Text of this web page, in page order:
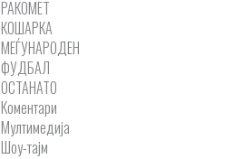
РАКОМЕТ
КОШАРКА
МЕЃУНАРОДЕН
ФУДБАЛ
ОСТАНАТО
Коментари
Мултимедија
Шоу-тајм